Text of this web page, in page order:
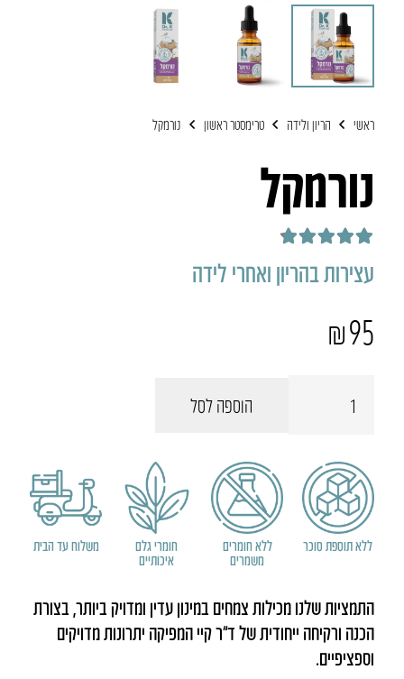
ראשי הריון ולידה טרימסטר ראשון נורמקל
נורמקל
עצירות בהריון ואחרי לידה
₪95
הוספה לסל
ללא תוספת סוכר
ללא חומרים
משמרים
חומרי גלם
איכותיים
משלוח עד הבית
התמציות שלנו מכילות צמחים במינון עדין ומדויק ביותר, בצורת
הכנה ורקיחה ייחודית של ד”ר קיי המפיקה יתרונות מדויקים
וספציפיים.